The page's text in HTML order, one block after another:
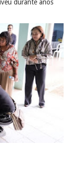
durante anos